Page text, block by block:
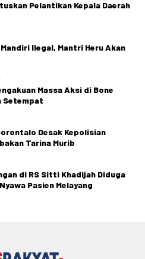
Pelantikan Kepala Daerah
Ilegal, Mantri Heru Akan
Massa Aksi di Bone
Setempat
Desak Kepolisian
Tarina Murib
di RS Sitti Khadijah Diduga
Pasien Melayang